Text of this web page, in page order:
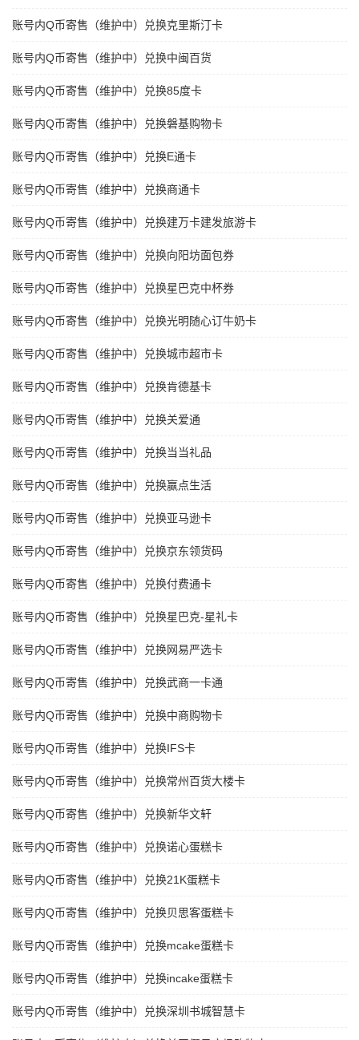
账号内Q币寄售（维护中）兑换克里斯汀卡
账号内Q币寄售（维护中）兑换中闽百货
账号内Q币寄售（维护中）兑换85度卡
账号内Q币寄售（维护中）兑换磐基购物卡
账号内Q币寄售（维护中）兑换E通卡
账号内Q币寄售（维护中）兑换商通卡
账号内Q币寄售（维护中）兑换建万卡建发旅游卡
账号内Q币寄售（维护中）兑换向阳坊面包券
账号内Q币寄售（维护中）兑换星巴克中杯券
账号内Q币寄售（维护中）兑换光明随心订牛奶卡
账号内Q币寄售（维护中）兑换城市超市卡
账号内Q币寄售（维护中）兑换肯德基卡
账号内Q币寄售（维护中）兑换关爱通
账号内Q币寄售（维护中）兑换当当礼品
账号内Q币寄售（维护中）兑换赢点生活
账号内Q币寄售（维护中）兑换亚马逊卡
账号内Q币寄售（维护中）兑换京东领货码
账号内Q币寄售（维护中）兑换付费通卡
账号内Q币寄售（维护中）兑换星巴克-星礼卡
账号内Q币寄售（维护中）兑换网易严选卡
账号内Q币寄售（维护中）兑换武商一卡通
账号内Q币寄售（维护中）兑换中商购物卡
账号内Q币寄售（维护中）兑换IFS卡
账号内Q币寄售（维护中）兑换常州百货大楼卡
账号内Q币寄售（维护中）兑换新华文轩
账号内Q币寄售（维护中）兑换诺心蛋糕卡
账号内Q币寄售（维护中）兑换21K蛋糕卡
账号内Q币寄售（维护中）兑换贝思客蛋糕卡
账号内Q币寄售（维护中）兑换mcake蛋糕卡
账号内Q币寄售（维护中）兑换incake蛋糕卡
账号内Q币寄售（维护中）兑换深圳书城智慧卡